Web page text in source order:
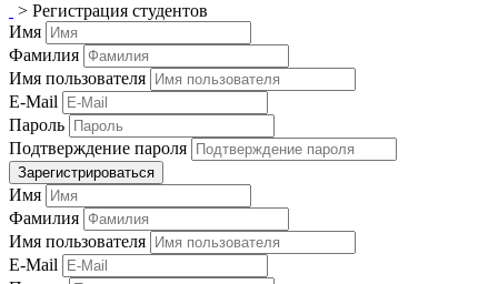
> Регистрация студентов
Имя
Фамилия
Имя пользователя
E-Mail
Пароль
Подтверждение пароля
Зарегистрироваться
Имя
Фамилия
Имя пользователя
E-Mail